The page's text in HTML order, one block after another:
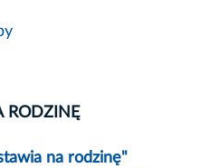
RODZINĘ
na rodzinę"